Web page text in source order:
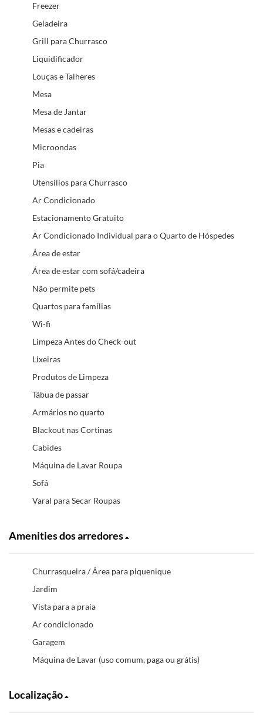
Freezer
Geladeira
Grill para Churrasco
Liquidificador
Louças e Talheres
Mesa
Mesa de Jantar
Mesas e cadeiras
Microondas
Pia
Utensílios para Churrasco
Ar Condicionado
Estacionamento Gratuito
Ar Condicionado Individual para o Quarto de Hóspedes
Área de estar
Área de estar com sofá/cadeira
Não permite pets
Quartos para famílias
Wi-fi
Limpeza Antes do Check-out
Lixeiras
Produtos de Limpeza
Tábua de passar
Armários no quarto
Blackout nas Cortinas
Cabides
Máquina de Lavar Roupa
Sofá
Varal para Secar Roupas
Amenities dos arredores
Churrasqueira / Área para piquenique
Jardim
Vista para a praia
Ar condicionado
Garagem
Máquina de Lavar (uso comum, paga ou grátis)
Localização